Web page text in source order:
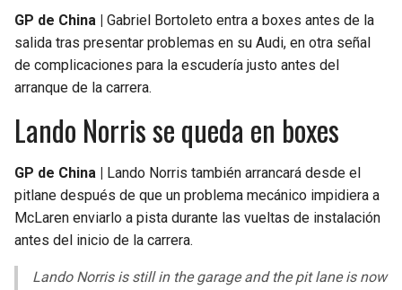
GP de China |
Gabriel Bortoleto entra a boxes antes de la
salida tras presentar problemas en su Audi, en otra señal
de complicaciones para la escudería justo antes del
arranque de la carrera.
Lando Norris se queda en boxes
GP de China |
Lando Norris también arrancará desde el
pitlane después de que un problema mecánico impidiera a
McLaren enviarlo a pista durante las vueltas de instalación
antes del inicio de la carrera.
Lando Norris is still in the garage and the pit lane is now